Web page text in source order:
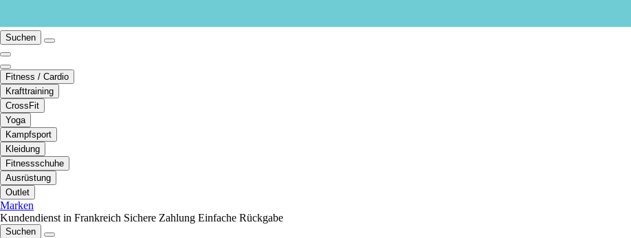
Suchen
Fitness / Cardio
Krafttraining
CrossFit
Yoga
Kampfsport
Kleidung
Fitnessschuhe
Ausrüstung
Outlet
Marken
Kundendienst in Frankreich Sichere Zahlung Einfache Rückgabe
Suchen